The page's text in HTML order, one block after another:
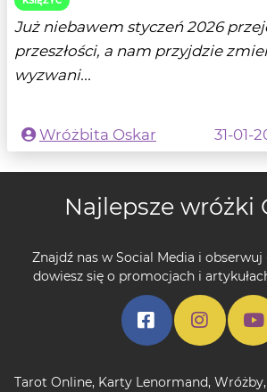
Już niebawem styczeń 2026
przeszłości, a nam przyjdzie
wyzwani...
Wróżbita Oskar
31-01-
Najlepsze wróżki
Znajdź nas w Social Media i obserwuj
dowiesz się o promocjach i
Tarot Online, Karty Lenormand, Wróżby,